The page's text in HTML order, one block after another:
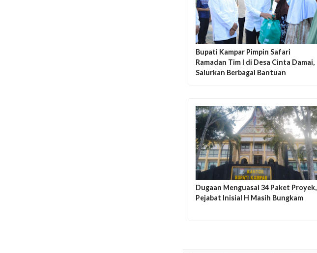
Bupati Kampar Pimpin Safari
Ramadan Tim I di Desa Cinta Damai,
Salurkan Berbagai Bantuan
Dugaan Menguasai 34 Paket Proyek,
Pejabat Inisial H Masih Bungkam